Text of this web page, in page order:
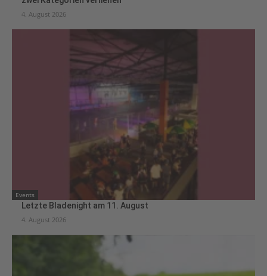
4. August 2026
Events
Letzte Bladenight am 11. August
4. August 2026